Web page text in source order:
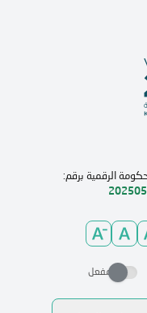
الرقمية برقم:
مفعل